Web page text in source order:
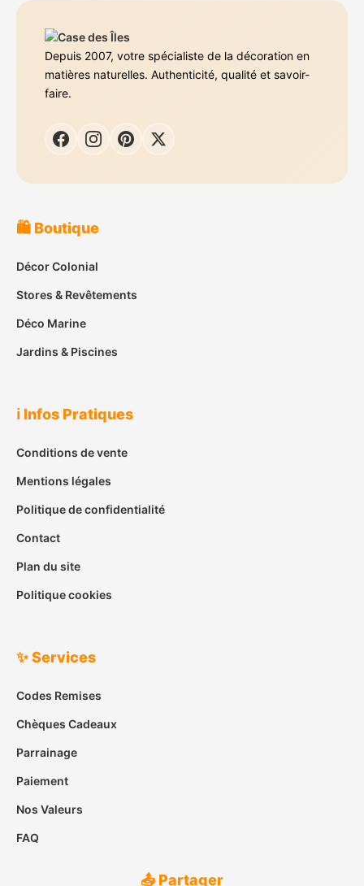
Depuis 2007, votre spécialiste de la décoration en
matières naturelles. Authenticité, qualité et savoir-
faire.
🛍️ Boutique
Décor Colonial
Stores & Revêtements
Déco Marine
Jardins & Piscines
ℹ️ Infos Pratiques
Conditions de vente
Mentions légales
Politique de confidentialité
Contact
Plan du site
Politique cookies
✨ Services
Codes Remises
Chèques Cadeaux
Parrainage
Paiement
Nos Valeurs
FAQ
📤 Partager